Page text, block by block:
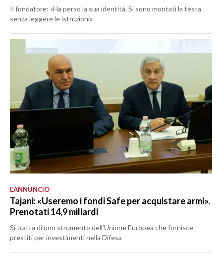
Il fondatore: «Ha perso la sua identità. Si sono montati la testa
senza leggere le istruzioni»
L’ANNUNCIO
Tajani: «Useremo i fondi Safe per acquistare armi».
Prenotati 14,9 miliardi
Si tratta di uno strumento dell’Unione Europea che fornisce
prestiti per investimenti nella Difesa